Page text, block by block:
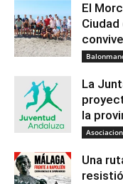
El
Ciudad
La
la
Una